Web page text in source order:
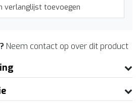
verlanglijst toevoegen
Neem contact op over dit product